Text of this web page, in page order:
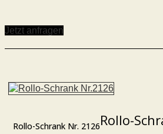
Jetzt anfragen
Rollo-Schrank Nr. 2126Rollo-